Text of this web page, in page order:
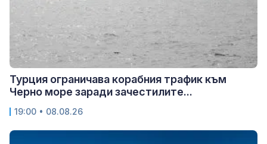
Турция ограничава корабния трафик към
Черно море заради зачестилите...
19:00 • 08.08.26